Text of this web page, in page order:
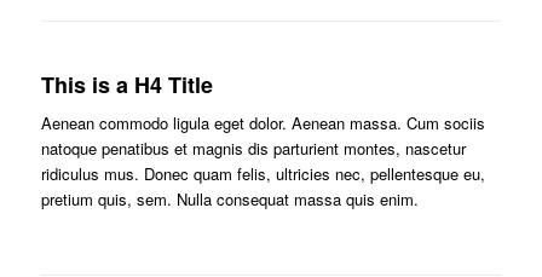
This is a H4 Title
Aenean commodo ligula eget dolor. Aenean massa. Cum sociis
natoque penatibus et magnis dis parturient montes, nascetur
ridiculus mus. Donec quam felis, ultricies nec, pellentesque eu,
pretium quis, sem. Nulla consequat massa quis enim.